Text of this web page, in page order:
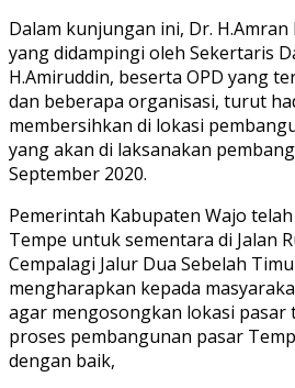
Dalam kunjungan ini, Dr. H.Amran
yang didampingi oleh Sekertaris
H.Amiruddin, beserta OPD yang
dan beberapa organisasi, turut
membersihkan di lokasi
yang akan di laksanakan
September 2020.
Pemerintah Kabupaten Wajo
Tempe untuk sementara di Jalan
Cempalagi Jalur Dua Sebelah
mengharapkan kepada
agar mengosongkan lokasi pasar
proses pembangunan pasar
dengan baik,